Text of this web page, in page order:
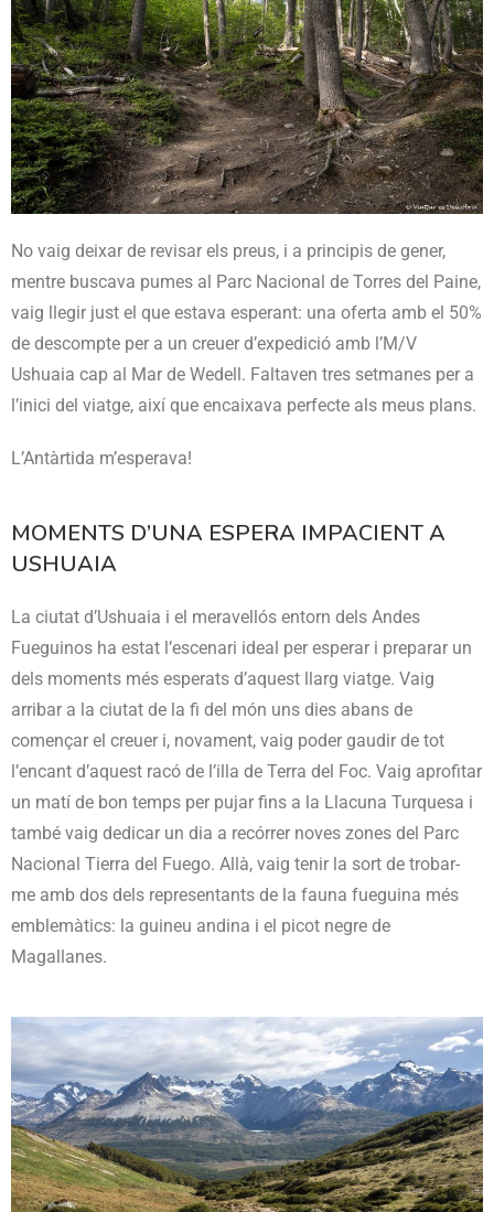
No vaig deixar de revisar els preus, i a principis de gener,
mentre buscava pumes al Parc Nacional de Torres del Paine,
vaig llegir just el que estava esperant: una oferta amb el 50%
de descompte per a un creuer d’expedició amb l’M/V
Ushuaia cap al Mar de Wedell. Faltaven tres setmanes per a
l’inici del viatge, així que encaixava perfecte als meus plans.
L’Antàrtida m’esperava!
MOMENTS D’UNA ESPERA IMPACIENT A
USHUAIA
La ciutat d’Ushuaia i el meravellós entorn dels Andes
Fueguinos ha estat l’escenari ideal per esperar i preparar un
dels moments més esperats d’aquest llarg viatge. Vaig
arribar a la ciutat de la fi del món uns dies abans de
començar el creuer i, novament, vaig poder gaudir de tot
l’encant d’aquest racó de l’illa de Terra del Foc. Vaig aprofitar
un matí de bon temps per pujar fins a la Llacuna Turquesa i
també vaig dedicar un dia a recórrer noves zones del Parc
Nacional Tierra del Fuego. Allà, vaig tenir la sort de trobar-
me amb dos dels representants de la fauna fueguina més
emblemàtics: la guineu andina i el picot negre de
Magallanes.